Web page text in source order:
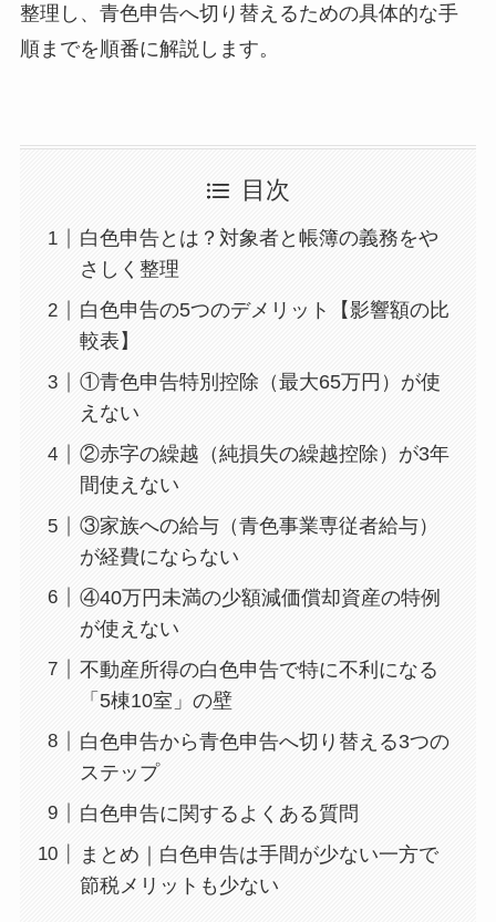
整理し、青色申告へ切り替えるための具体的な手
順までを順番に解説します。
目次
白色申告とは？対象者と帳簿の義務をや
さしく整理
白色申告の5つのデメリット【影響額の比
較表】
①青色申告特別控除（最大65万円）が使
えない
②赤字の繰越（純損失の繰越控除）が3年
間使えない
③家族への給与（青色事業専従者給与）
が経費にならない
④40万円未満の少額減価償却資産の特例
が使えない
不動産所得の白色申告で特に不利になる
「5棟10室」の壁
白色申告から青色申告へ切り替える3つの
ステップ
白色申告に関するよくある質問
まとめ｜白色申告は手間が少ない一方で
節税メリットも少ない